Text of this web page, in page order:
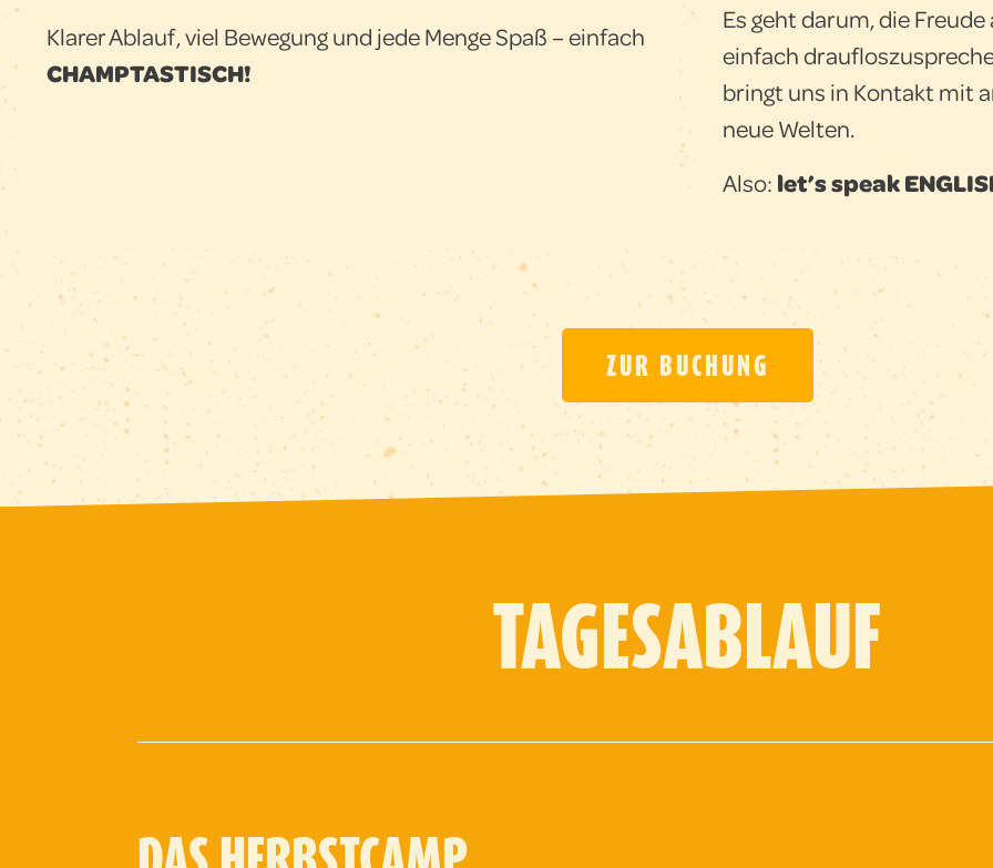
Klarer Ablauf, viel Bewegung und jede Menge Spaß – einfach
CHAMPTASTISCH!
Es geht darum, die
einfach
bringt uns in Kontakt mit
neue Welten.
Also: let’s speak
ZUR BUCHUNG
TAGESABLAUF